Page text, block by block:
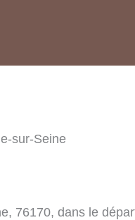
sur-Seine
76170, dans le